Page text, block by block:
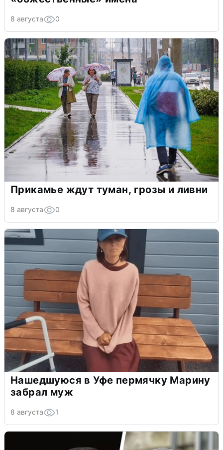
8 августа 0
Прикамье ждут туман, грозы и ливни
8 августа 0
Нашедшуюся в Уфе пермячку Марину
забрал муж
8 августа 1